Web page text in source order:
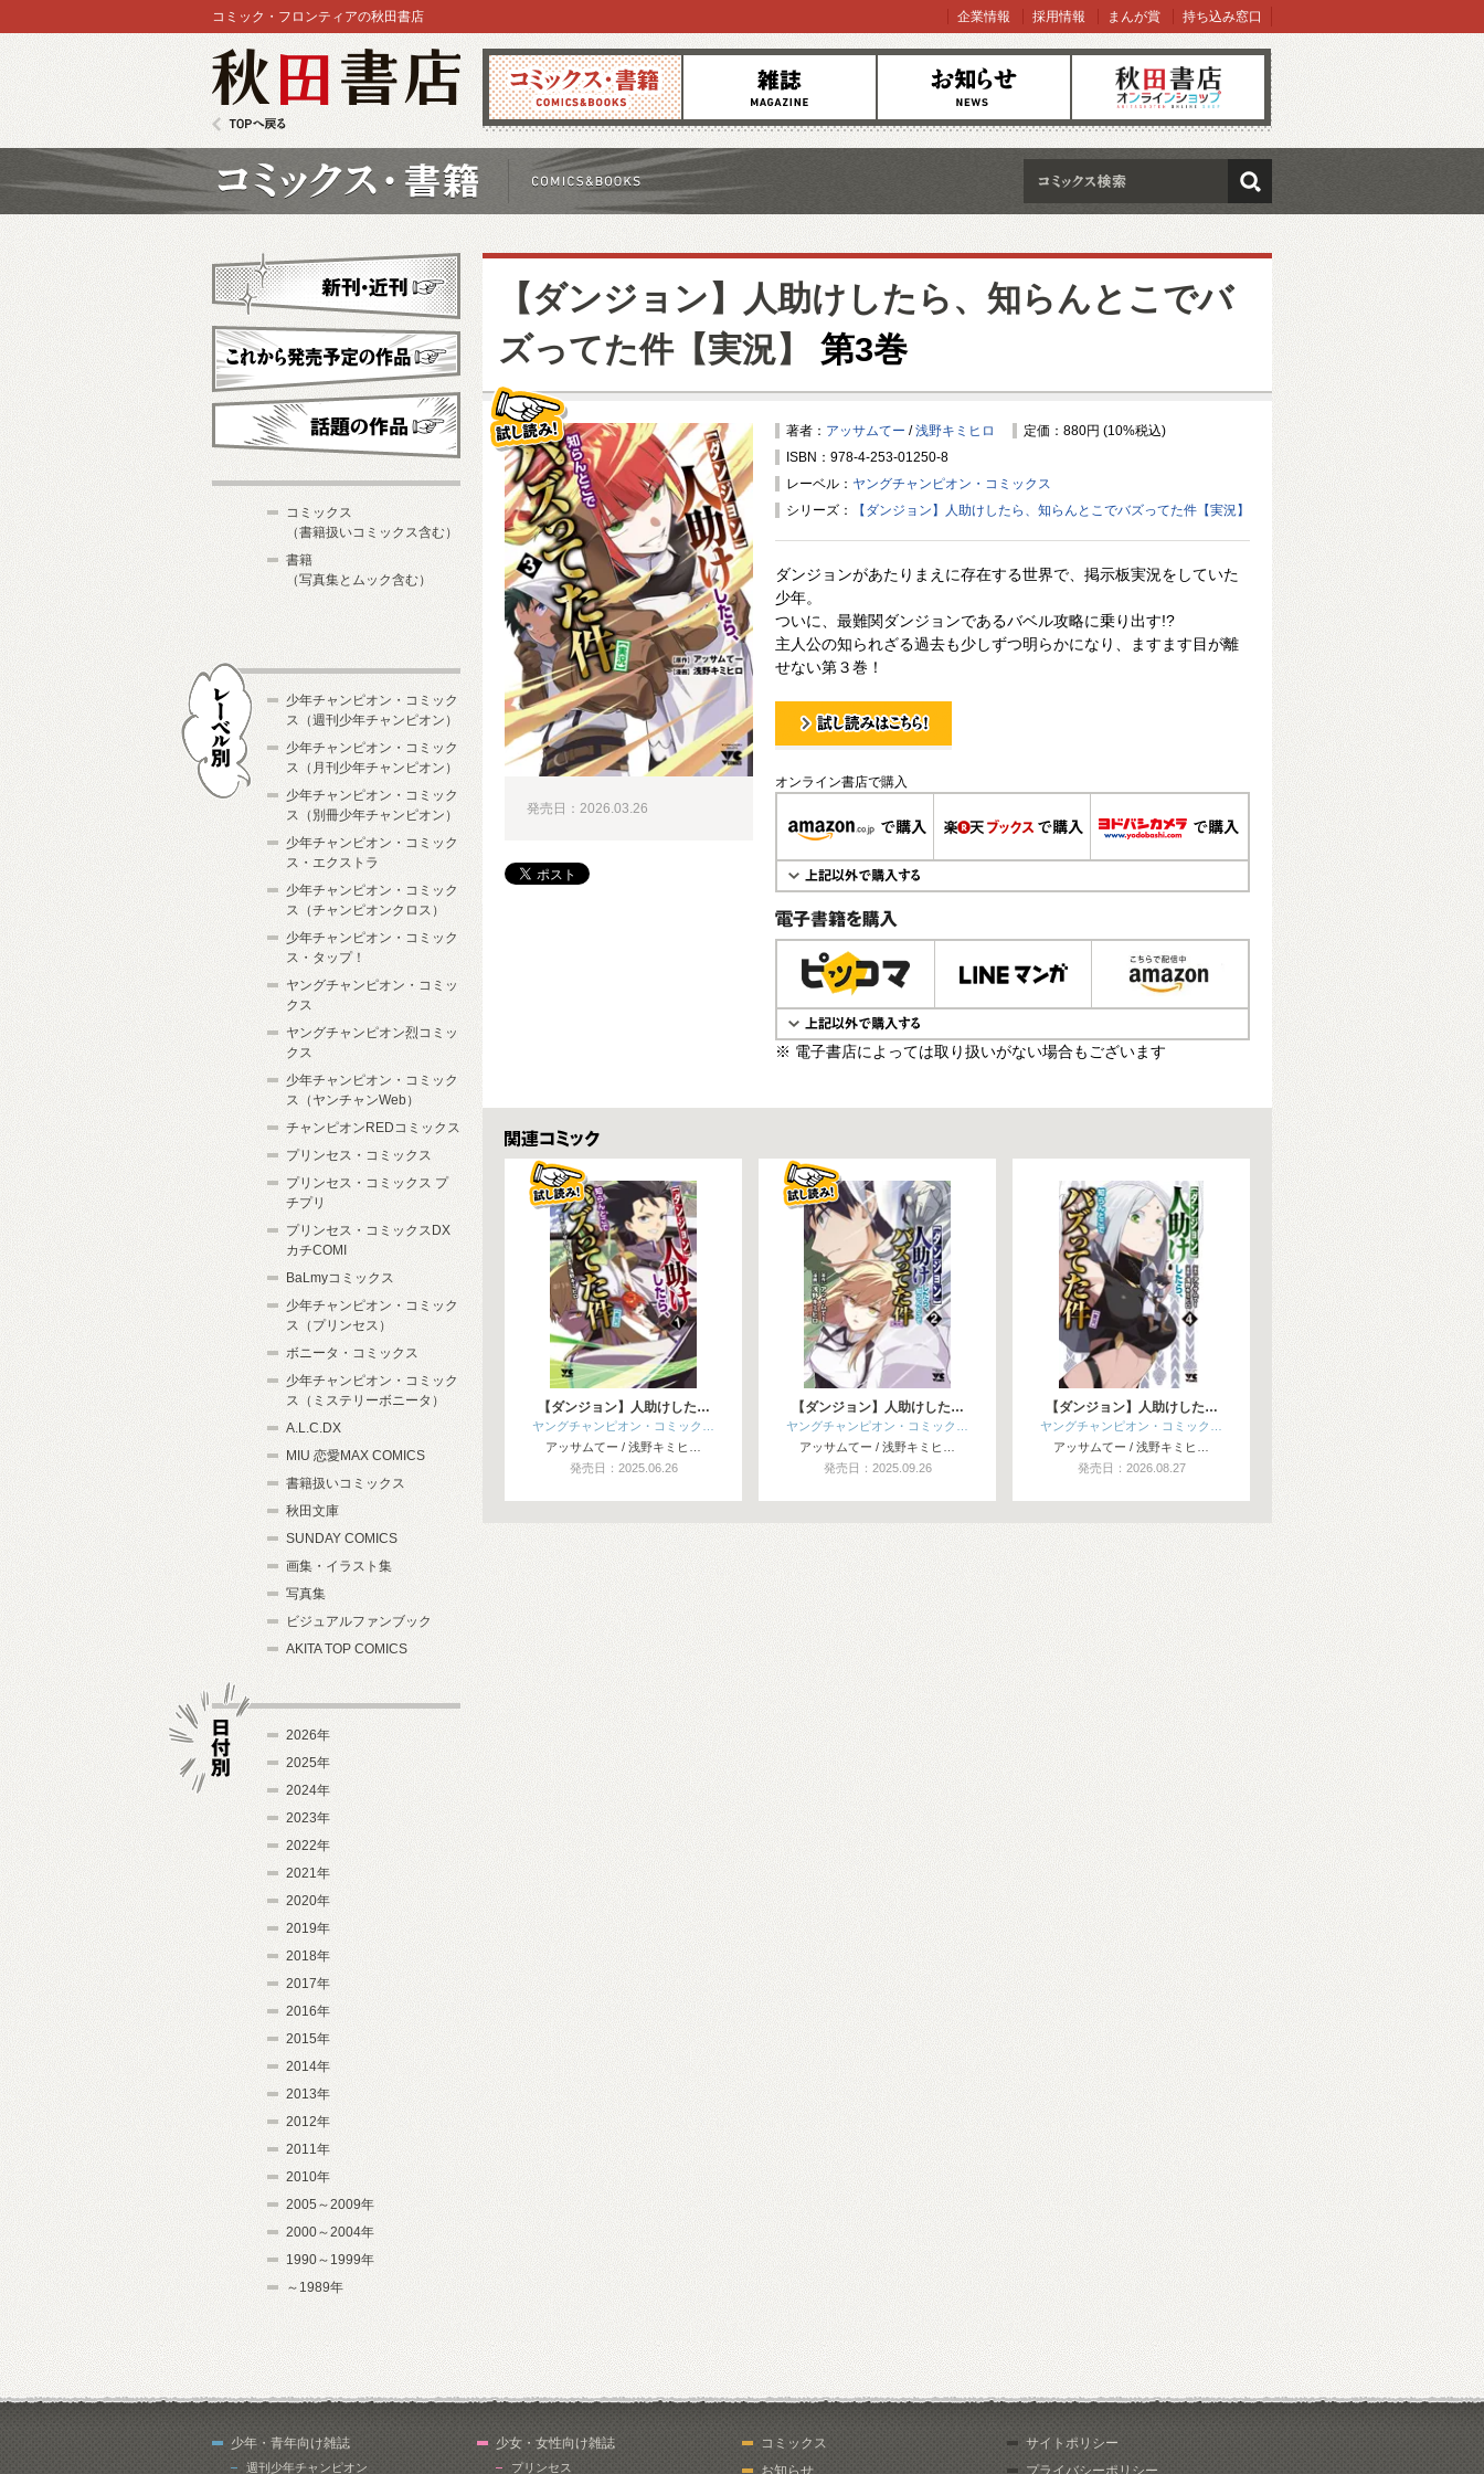
コミックス 雑誌 お知らせ オンラインショップ
コミック・フロンティアの秋田書店 企業情報 採用情報 まんが賞 持ち込み窓口
検索
【ダンジョン】人助けしたら、知らんとこでバ
ズってた件【実況】
第3巻
著者： アッサムてー /浅野キミヒロ
定価：880円 (10%税込)
ISBN：978-4-253-01250-8
レーベル： ヤングチャンピオン・コミックス
シリーズ：
【ダンジョン】人助けしたら、知らんとこでバズってた件【実況】
ダンジョンがあたりまえに存在する世界で、掲示板実況をしていた
少年。
ついに、最難関ダンジョンであるバベル攻略に乗り出す!?
主人公の知られざる過去も少しずつ明らかになり、ますます目が離
せない第３巻！
試し読み！
オンライン書店で購入
電子書籍で購入
※ 電子書店によっては取り扱いがない場合もございます
発売日：2026.03.26
関連コミックス
【ダンジョン】人助けした…
ヤングチャンピオン・コミック…
アッサムてー / 浅野キミヒ…
発売日：2025.06.26
【ダンジョン】人助けした…
ヤングチャンピオン・コミック…
アッサムてー / 浅野キミヒ…
発売日：2025.09.26
【ダンジョン】人助けした…
ヤングチャンピオン・コミック…
アッサムてー / 浅野キミヒ…
発売日：2026.08.27
新刊・近刊
これから発売予定
コミックス
（書籍扱いコミックス含む）
書籍
（写真集とムック含む）
少年チャンピオン・コミック
ス（週刊少年チャンピオン）
少年チャンピオン・コミック
ス（月刊少年チャンピオン）
少年チャンピオン・コミック
ス（別冊少年チャンピオン）
少年チャンピオン・コミック
ス・エクストラ
少年チャンピオン・コミック
ス（チャンピオンクロス）
少年チャンピオン・コミック
ス・タップ！
ヤングチャンピオン・コミッ
クス
ヤングチャンピオン烈コミッ
クス
少年チャンピオン・コミック
ス（ヤンチャンWeb）
チャンピオンREDコミックス
プリンセス・コミックス
プリンセス・コミックス プ
チプリ
プリンセス・コミックスDX
カチCOMI
BaLmyコミックス
少年チャンピオン・コミック
ス（プリンセス）
ボニータ・コミックス
少年チャンピオン・コミック
ス（ミステリーボニータ）
A.L.C.DX
MIU 恋愛MAX COMICS
書籍扱いコミックス
秋田文庫
SUNDAY COMICS
画集・イラスト集
写真集
ビジュアルファンブック
AKITA TOP COMICS
2026年
2025年
2024年
2023年
2022年
2021年
2020年
2019年
2018年
2017年
2016年
2015年
2014年
2013年
2012年
2011年
2010年
2005～2009年
2000～2004年
1990～1999年
～1989年
少年・青年向け雑誌
週刊少年チャンピオン
少女・女性向け雑誌
プリンセス
コミックス
お知らせ
サイトポリシー
プライバシーポリシー